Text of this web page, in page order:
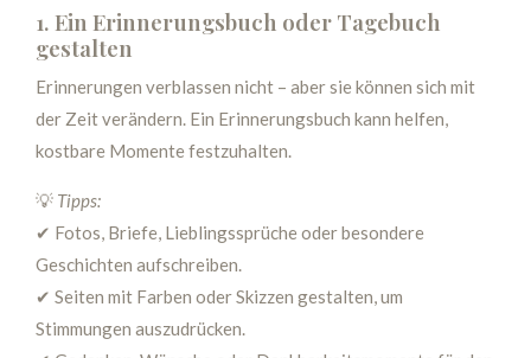
1. Ein Erinnerungsbuch oder Tagebuch
gestalten
Erinnerungen verblassen nicht – aber sie können sich mit
der Zeit verändern. Ein Erinnerungsbuch kann helfen,
kostbare Momente festzuhalten.
💡 Tipps:
✔ Fotos, Briefe, Lieblingssprüche oder besondere
Geschichten aufschreiben.
✔ Seiten mit Farben oder Skizzen gestalten, um
Stimmungen auszudrücken.